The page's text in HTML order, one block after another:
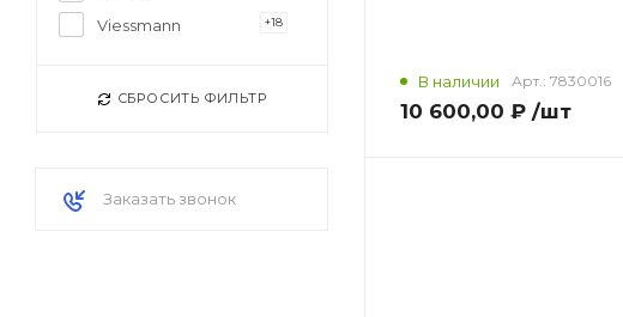
Viessmann +18
СБРОСИТЬ ФИЛЬТР
Заказать звонок
В наличии Арт.: 7830016
10 600,00 ₽ /шт